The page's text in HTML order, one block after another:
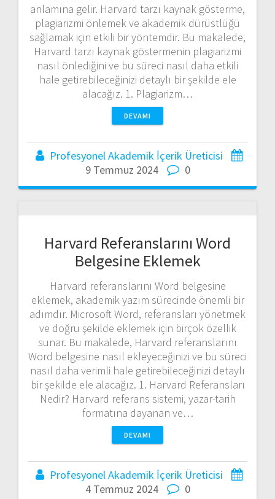
anlamına gelir. Harvard tarzı kaynak gösterme,
plagiarizmi önlemek ve akademik dürüstlüğü
sağlamak için etkili bir yöntemdir. Bu makalede,
Harvard tarzı kaynak göstermenin plagiarizmi
nasıl önlediğini ve bu süreci nasıl daha etkili
hale getirebileceğinizi detaylı bir şekilde ele
alacağız. 1. Plagiarizm…
DEVAMI
Profesyonel Akademik İçerik Üreticisi
9 Temmuz 2024
0
Harvard Referanslarını Word
Belgesine Eklemek
Harvard referanslarını Word belgesine
eklemek, akademik yazım sürecinde önemli bir
adımdır. Microsoft Word, referansları yönetmek
ve doğru şekilde eklemek için birçok özellik
sunar. Bu makalede, Harvard referanslarını
Word belgesine nasıl ekleyeceğinizi ve bu süreci
nasıl daha verimli hale getirebileceğinizi detaylı
bir şekilde ele alacağız. 1. Harvard Referansları
Nedir? Harvard referans sistemi, yazar-tarih
formatına dayanan ve…
DEVAMI
Profesyonel Akademik İçerik Üreticisi
4 Temmuz 2024
0